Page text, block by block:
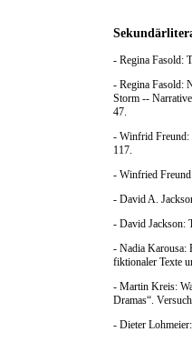
- Regina Fasold:
- Regina Fasold:
Storm --
47.
- Winfrid Freund:
117.
- Winfried
- David A.
- David Jackson:
- Nadia Karousa:
fiktionaler Texte
- Martin Kreis:
Dramas“.
- Dieter